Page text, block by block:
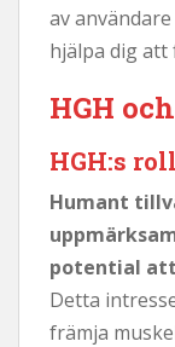
av
hjälpa dig
HGH
HGH:s
Humant
potential
Detta
främja